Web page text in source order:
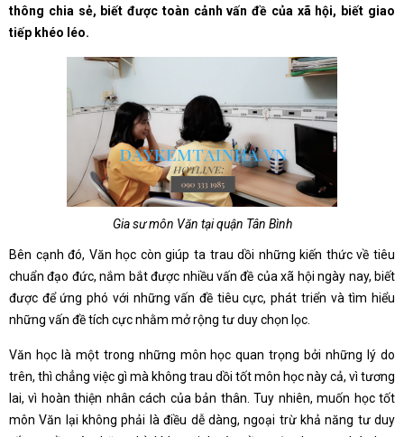
thông chia sẻ, biết được toàn cảnh vấn đề của xã hội, biết giao
tiếp khéo léo.
Gia sư môn Văn tại quận Tân Bình
Bên cạnh đó, Văn học còn giúp ta trau dồi những kiến thức về tiêu
chuẩn đạo đức, nắm bắt được nhiều vấn đề của xã hội ngày nay, biết
được để ứng phó với những vấn đề tiêu cực, phát triển và tìm hiểu
những vấn đề tích cực nhằm mở rộng tư duy chọn lọc.
Văn học là một trong những môn học quan trọng bởi những lý do
trên, thì chẳng việc gì mà không trau dồi tốt môn học này cả, vì tương
lai, vì hoàn thiện nhân cách của bản thân. Tuy nhiên, muốn học tốt
môn Văn lại không phải là điều dễ dàng, ngoại trừ khả năng tư duy